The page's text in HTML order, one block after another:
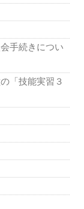
手続きについ
「技能実習３